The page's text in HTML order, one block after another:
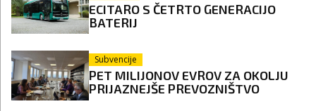
ECITARO S ČETRTO GENERACIJO
BATERIJ
Subvencije
PET MILIJONOV EVROV ZA OKOLJU
PRIJAZNEJŠE PREVOZNIŠTVO